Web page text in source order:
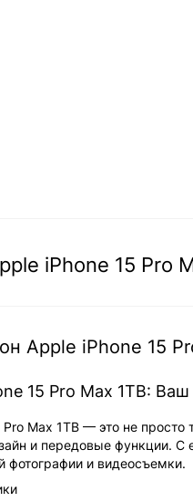
iPhone 15 Pro
Apple iPhone 15
15 Pro Max 1TB:
Max 1TB — это не
и передовые функции.
фотографии и видеосъемки.